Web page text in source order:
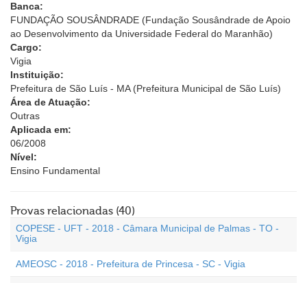
Banca:
FUNDAÇÃO SOUSÂNDRADE (Fundação Sousândrade de Apoio
ao Desenvolvimento da Universidade Federal do Maranhão)
Cargo:
Vigia
Instituição:
Prefeitura de São Luís - MA (Prefeitura Municipal de São Luís)
Área de Atuação:
Outras
Aplicada em:
06/2008
Nível:
Ensino Fundamental
Provas relacionadas (40)
COPESE - UFT - 2018 - Câmara Municipal de Palmas - TO -
Vigia
AMEOSC - 2018 - Prefeitura de Princesa - SC - Vigia